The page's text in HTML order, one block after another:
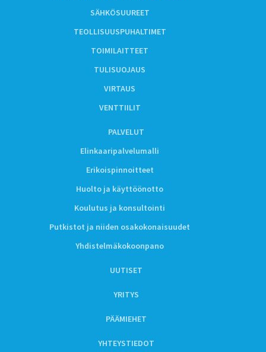
SÄHKÖSUUREET
TEOLLISUUSPUHALTIMET
TOIMILAITTEET
TULISUOJAUS
VIRTAUS
VENTTIILIT
PALVELUT
Elinkaaripalvelumalli
Erikoispinnoitteet
Huolto ja käyttöönotto
Koulutus ja konsultointi
Putkistot ja niiden osakokonaisuudet
Yhdistelmäkokoonpano
UUTISET
YRITYS
PÄÄMIEHET
YHTEYSTIEDOT